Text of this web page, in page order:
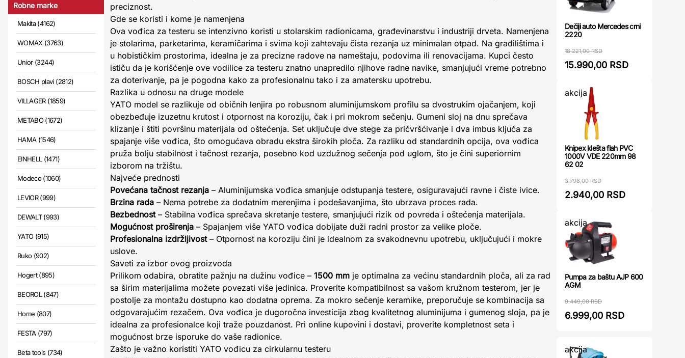
Robne marke
Makita (4162)
WOMAX (3763)
Unior (3244)
BOSCH plavi (2812)
VILLAGER (1859)
METABO (1672)
HAMA (1546)
EINHELL (1471)
Modeco (1060)
LEVIOR (999)
DEWALT (993)
YATO (915)
Ruko (902)
Hogert (895)
BEOROL (847)
Home (807)
FESTA (797)
Beta tools (734)
preciznost.
Gde se koristi i kome je namenjena
Ova vođica za testeru se intenzivno koristi u stolarskim radionicama, građevinarstvu i industriji drveta. Namenjena
je stolarima, parketarima, keramičarima i svima koji zahtevaju čista rezanja uz minimalan otpad. Na gradilištima i
u hobističkim prostorima, idealna je za precizne radove na nameštaju, podovima ili renovacijama. Kupci često
ističu da je korišćenje ove vodilice za testeru znatno unapredilo njihove radne navike, smanjujući vreme potrebno
za doterivanje, pa je pogodna kako za profesionalnu tako i za amatersku upotrebu.
Razlika u odnosu na druge modele
YATO model se razlikuje od običnih lenjira po robusnom aluminijumskom profilu sa dvostrukim ojačanjem, koji
obezbeđuje izuzetnu krutost i otpornost na koroziju, čak i pri mokrom sečenju. Gumeni sloj na dnu sprečava
klizanje i štiti površinu materijala od oštećenja. Set uključuje dve stege za pričvršćivanje i dva imbus ključa za
spajanje više vođica, što omogućava obradu ekstra širokih ploča. Za razliku od standardnih opcija, ova vođica
pruža bolju stabilnost i tačnost rezanja, posebno kod uzdužnog sečenja pod uglom, što je čini superiornim
izborom na tržištu.
Najveće prednosti
Povećana tačnost rezanja – Aluminijumska vođica smanjuje odstupanja testere, osiguravajući ravne i čiste ivice.
Brzina rada – Nema potrebe za dodatnim merenjima i podešavanjima, što ubrzava proces rada.
Bezbednost– Stabilna vođica sprečava skretanje testere, smanjujući rizik od povreda i oštećenja materijala.
Mogućnost proširenja – Spajanjem više YATO vođica dobijate duži radni prostor za velike ploče.
Profesionalna izdržljivost– Otpornost na koroziju čini je idealnom za svakodnevnu upotrebu, uključujući i mokre
uslove.
Saveti za izbor ovog proizvoda
Prilikom odabira, obratite pažnju na dužinu vođice – 1500 mm je optimalna za većinu standardnih ploča, ali za rad
sa širim materijalima možete povezati više jedinica. Proverite kompatibilnost sa vašom kružnom testerom, jer je
postolje za montažu dostupno kao dodatna oprema. Za mokro sečenje keramike, preporučuje se kombinacija sa
odgovarajućim rezačem. Ova vođica je dugoročna investicija zbog kvalitetnog aluminijuma i gumenog sloja, pa je
idealna za profesionalce koji traže pouzdanost. Pri online kupovini i dostavi, proverite kompletnost seta i
mogućnost brze isporuke do vaše radionice.
Zašto je važno koristiti YATO vođicu za cirkularnu testeru
Dečiji auto Mercedes crni
2220
18.221,00 RSD
15.990,00 RSD
akcija
Knipex klešta flah PVC
1000V VDE 220mm 98
62 02
3.798,00 RSD
2.940,00 RSD
akcija
Pumpa za baštu AJP 600
AGM
9.449,00 RSD
6.999,00 RSD
akcija